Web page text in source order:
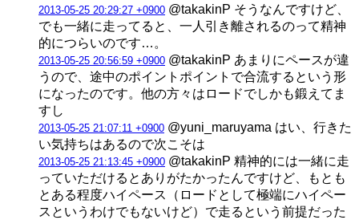
2013-05-25 20:29:27 +0900 @takakinP そうなんですけど、
でも一緒に走ってると、一人引き離されるのって精神
的につらいのです…。
2013-05-25 20:56:59 +0900 @takakinP あまりにペースが違
うので、途中のポイントポイントで合流するという形
になったのです。他の方々はロードでしかも鍛えてま
すし
2013-05-25 21:07:11 +0900 @yuni_maruyama はい、行きた
い気持ちはあるので次こそは
2013-05-25 21:13:45 +0900 @takakinP 精神的には一緒に走
っていただけるとありがたかったんですけど、もとも
とある程度ハイペース（ロードとして極端にハイペー
スというわけでもないけど）で走るという前提だった